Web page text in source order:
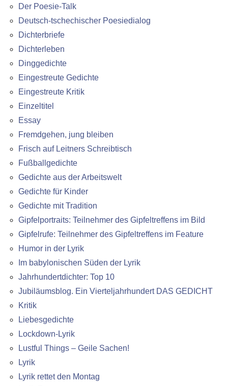
Der Poesie-Talk
Deutsch-tschechischer Poesiedialog
Dichterbriefe
Dichterleben
Dinggedichte
Eingestreute Gedichte
Eingestreute Kritik
Einzeltitel
Essay
Fremdgehen, jung bleiben
Frisch auf Leitners Schreibtisch
Fußballgedichte
Gedichte aus der Arbeitswelt
Gedichte für Kinder
Gedichte mit Tradition
Gipfelportraits: Teilnehmer des Gipfeltreffens im Bild
Gipfelrufe: Teilnehmer des Gipfeltreffens im Feature
Humor in der Lyrik
Im babylonischen Süden der Lyrik
Jahrhundertdichter: Top 10
Jubiläumsblog. Ein Vierteljahrhundert DAS GEDICHT
Kritik
Liebesgedichte
Lockdown-Lyrik
Lustful Things – Geile Sachen!
Lyrik
Lyrik rettet den Montag